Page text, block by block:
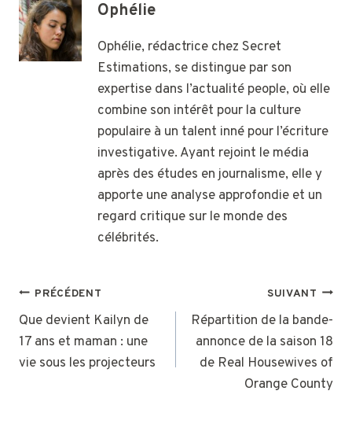
Ophélie
Ophélie, rédactrice chez Secret
Estimations, se distingue par son
expertise dans l’actualité people, où elle
combine son intérêt pour la culture
populaire à un talent inné pour l’écriture
investigative. Ayant rejoint le média
après des études en journalisme, elle y
apporte une analyse approfondie et un
regard critique sur le monde des
célébrités.
NAVIGATION
DE
L’ARTICLE
PRÉCÉDENT
Que devient Kailyn de
17 ans et maman : une
vie sous les projecteurs
SUIVANT
Répartition de la bande-
annonce de la saison 18
de Real Housewives of
Orange County